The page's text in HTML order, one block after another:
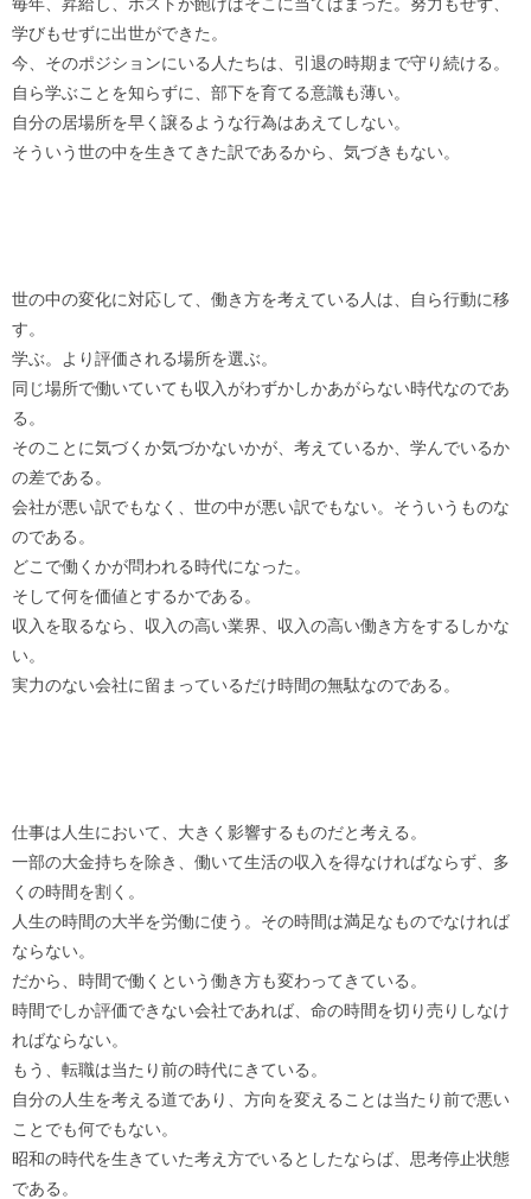
学びもせずに出世ができた。
今、そのポジションにいる人たちは、引退の時期まで守り続ける。
自ら学ぶことを知らずに、部下を育てる意識も薄い。
自分の居場所を早く譲るような行為はあえてしない。
そういう世の中を生きてきた訳であるから、気づきもない。
世の中の変化に対応して、働き方を考えている人は、自ら行動に移
す。
学ぶ。より評価される場所を選ぶ。
同じ場所で働いていても収入がわずかしかあがらない時代なのであ
る。
そのことに気づくか気づかないかが、考えているか、学んでいるか
の差である。
会社が悪い訳でもなく、世の中が悪い訳でもない。そういうものな
のである。
どこで働くかが問われる時代になった。
そして何を価値とするかである。
収入を取るなら、収入の高い業界、収入の高い働き方をするしかな
い。
実力のない会社に留まっているだけ時間の無駄なのである。
仕事は人生において、大きく影響するものだと考える。
一部の大金持ちを除き、働いて生活の収入を得なければならず、多
くの時間を割く。
人生の時間の大半を労働に使う。その時間は満足なものでなければ
ならない。
だから、時間で働くという働き方も変わってきている。
時間でしか評価できない会社であれば、命の時間を切り売りしなけ
ればならない。
もう、転職は当たり前の時代にきている。
自分の人生を考える道であり、方向を変えることは当たり前で悪い
ことでも何でもない。
昭和の時代を生きていた考え方でいるとしたならば、思考停止状態
である。